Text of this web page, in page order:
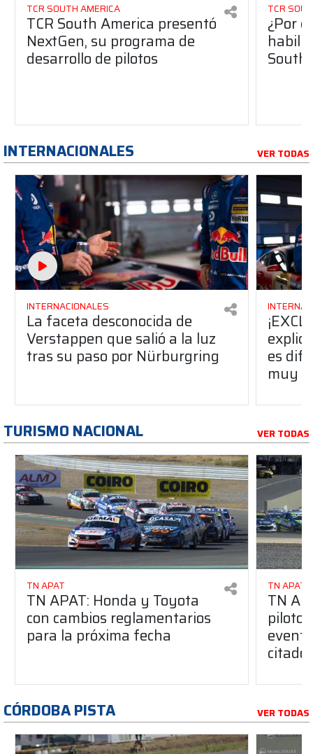
TCR SOUTH AMERICA
TCR South America presentó
NextGen, su programa de
desarrollo de pilotos
TCR
¿Por
South
INTERNACIONALES VER TODAS
INTERNACIONALES
La faceta desconocida de
Verstappen que salió a la luz
tras su paso por Nürburgring es
muy
TURISMO NACIONAL VER TODAS
TN APAT
TN APAT: Honda y Toyota
con cambios reglamentarios
para la próxima fecha
TN APAT
TN
piloto
citado
CÓRDOBA PISTA VER TODAS